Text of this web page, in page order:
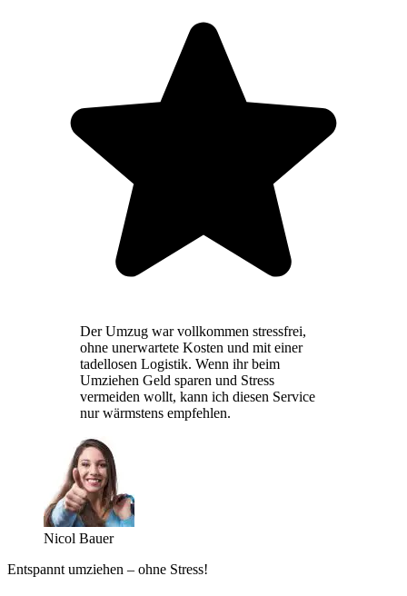
Der Umzug war vollkommen stressfrei,
ohne unerwartete Kosten und mit einer
tadellosen Logistik. Wenn ihr beim
Umziehen Geld sparen und Stress
vermeiden wollt, kann ich diesen Service
nur wärmstens empfehlen.
Nicol Bauer
Entspannt umziehen – ohne Stress!